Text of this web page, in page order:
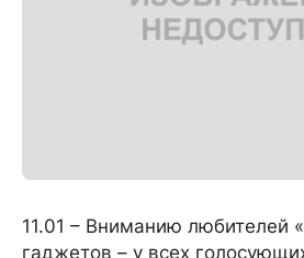
11.01 – Вниманию любителей
гаджетов – у всех